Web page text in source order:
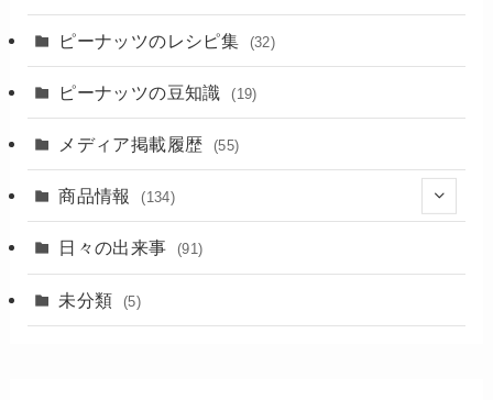
ピーナッツのレシピ集 (32)
ピーナッツの豆知識 (19)
メディア掲載履歴 (55)
商品情報 (134)
(18)
日々の出来事 (91)
未分類 (5)